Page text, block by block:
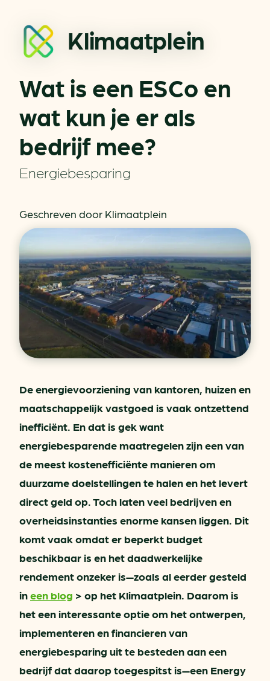
Klimaatplein
Wat is een ESCo en
wat kun je er als
bedrijf mee?
Energiebesparing
Geschreven door Klimaatplein
De energievoorziening van kantoren, huizen en
maatschappelijk vastgoed is vaak ontzettend
inefficiënt. En dat is gek want
energiebesparende maatregelen zijn een van
de meest kostenefficiënte manieren om
duurzame doelstellingen te halen en het levert
direct geld op. Toch laten veel bedrijven en
overheidsinstanties enorme kansen liggen. Dit
komt vaak omdat er beperkt budget
beschikbaar is en het daadwerkelijke
rendement onzeker is—zoals al eerder gesteld
ineen blog > op het Klimaatplein. Daarom is
het een interessante optie om het ontwerpen,
implementeren en financieren van
energiebesparing uit te besteden aan een
bedrijf dat daarop toegespitst is—een Energy